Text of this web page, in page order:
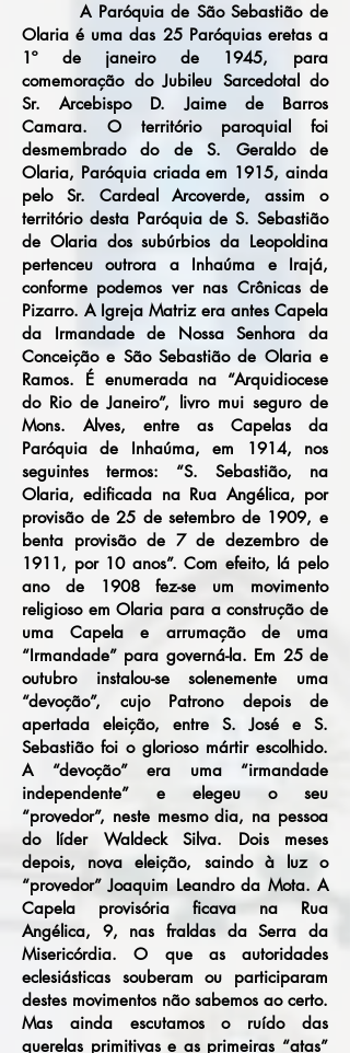
A Paróquia de São Sebastião de
Olaria é uma das 25 Paróquias eretas a
1º de janeiro de 1945, para
comemoração do Jubileu Sarcedotal do
Sr. Arcebispo D. Jaime de Barros
Camara. O território paroquial foi
desmembrado do de S. Geraldo de
Olaria, Paróquia criada em 1915, ainda
pelo Sr. Cardeal Arcoverde, assim o
território desta Paróquia de S. Sebastião
de Olaria dos subúrbios da Leopoldina
pertenceu outrora a Inhaúma e Irajá,
conforme podemos ver nas Crônicas de
Pizarro. A Igreja Matriz era antes Capela
da Irmandade de Nossa Senhora da
Conceição e São Sebastião de Olaria e
Ramos. É enumerada na “Arquidiocese
do Rio de Janeiro”, livro mui seguro de
Mons. Alves, entre as Capelas da
Paróquia de Inhaúma, em 1914, nos
seguintes termos: “S. Sebastião, na
Olaria, edificada na Rua Angélica, por
provisão de 25 de setembro de 1909, e
benta provisão de 7 de dezembro de
1911, por 10 anos”. Com efeito, lá pelo
ano de 1908 fez-se um movimento
religioso em Olaria para a construção de
uma Capela e arrumação de uma
“Irmandade” para governá-la. Em 25 de
outubro instalou-se solenemente uma
“devoção”, cujo Patrono depois de
apertada eleição, entre S. José e S.
Sebastião foi o glorioso mártir escolhido.
A “devoção” era uma “irmandade
independente” e elegeu o seu
“provedor”, neste mesmo dia, na pessoa
do líder Waldeck Silva. Dois meses
depois, nova eleição, saindo à luz o
“provedor” Joaquim Leandro da Mota. A
Capela provisória ficava na Rua
Angélica, 9, nas fraldas da Serra da
Misericórdia. O que as autoridades
eclesiásticas souberam ou participaram
destes movimentos não sabemos ao certo.
Mas ainda escutamos o ruído das
querelas primitivas e as primeiras “atas”